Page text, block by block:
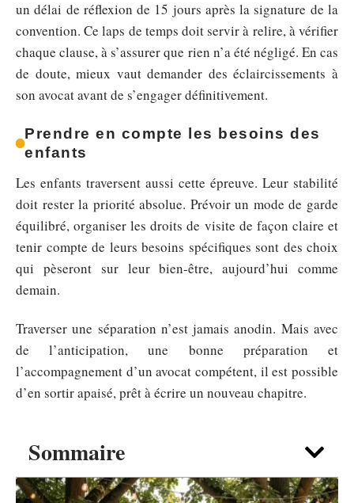
Sommaire
un délai de réflexion de 15 jours après la signature de la
convention. Ce laps de temps doit servir à relire, à vérifier
chaque clause, à s’assurer que rien n’a été négligé. En cas
de doute, mieux vaut demander des éclaircissements à
son avocat avant de s’engager définitivement.
Prendre en compte les besoins des
enfants
Les enfants traversent aussi cette épreuve. Leur stabilité
doit rester la priorité absolue. Prévoir un mode de garde
équilibré, organiser les droits de visite de façon claire et
tenir compte de leurs besoins spécifiques sont des choix
qui pèseront sur leur bien-être, aujourd’hui comme
demain.
Traverser une séparation n’est jamais anodin. Mais avec
de l’anticipation, une bonne préparation et
l’accompagnement d’un avocat compétent, il est possible
d’en sortir apaisé, prêt à écrire un nouveau chapitre.